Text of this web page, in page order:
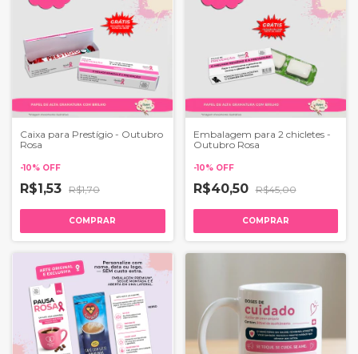
Caixa para Prestígio - Outubro
Rosa
-10% OFF
R$1,53 R$1,70
COMPRAR
Embalagem para 2 chicletes -
Outubro Rosa
-10% OFF
R$40,50 R$45,00
COMPRAR